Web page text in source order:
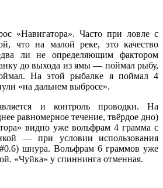
«Навигатора». Часто при ловле с
что на малой реке, это качество
ли не определяющим фактором
до выхода из ямы — поймал рыбу,
На этой рыбалке я поймал 4
«на дальнем выбросе».
и контроль проводки. На
равномерное течение, твёрдое дно)
видно уже вольфрам 4 грамма с
— при условии использования
шнура. Вольфрам 6 граммов уже
«Чуйка» у спиннинга отменная.